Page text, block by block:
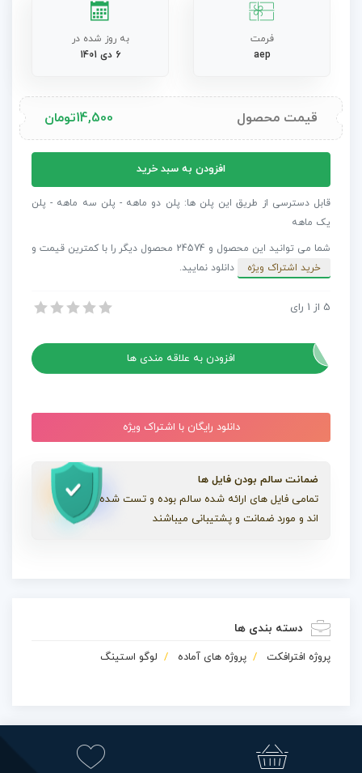
فرمت
aep
به روز شده در
6 دی 1401
قیمت محصول 14,500تومان
لوگوی
دکمه
عدد
افزودن به سبد خرید
قابل دسترسی از طریق این پلن ها: پلن دو ماهه - پلن سه ماهه - پلن
یک ماهه
شما می توانید این محصول و 24574 محصول دیگر را با کمترین قیمت و
خرید اشتراک ویژه
دانلود نمایید.
پروژه افترافکت لوگوی دکمه های نئون
5 از 1 رای
افزودن به علاقه مندی ها
دانلود رایگان با اشتراک ویژه
ضمانت سالم بودن فایل ها
تمامی فایل های ارائه شده سالم بوده و تست شده
اند و مورد ضمانت و پشتیبانی میباشند
دسته بندی ها
پروژه افترافکت پروژه های آماده لوگو استینگ